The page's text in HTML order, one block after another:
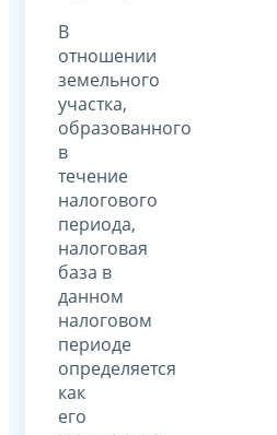
В
отношении
земельного
участка,
образованного
в
течение
налогового
периода,
налоговая
база в
данном
налоговом
периоде
определяется
как
его